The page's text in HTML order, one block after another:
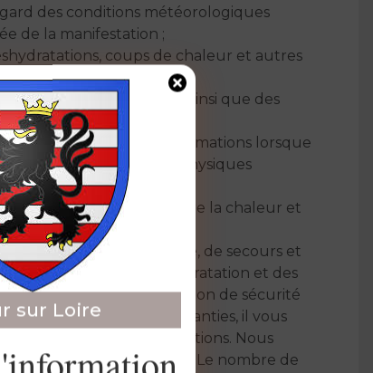
des conditions météorologiques
de la manifestation ;
coups de chaleur et autres
de sécurité civile ;
ombragées et rafraîchies ainsi que des
des épreuves ou les animations lorsque
et les activités physiques
de protection contre la chaleur et
dispositifs de sécurité, de secours et
accès permanent à l’hydratation et des
est une condition de sécurité
ne peuvent être garanties, il vous
de certaines manifestations. Nous
de vos communes. Le nombre de
sur Loire